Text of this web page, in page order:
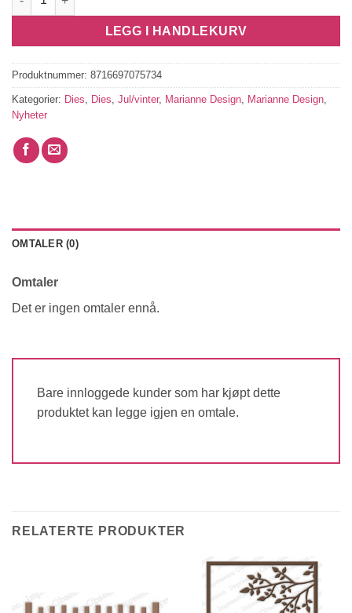
LEGG I HANDLEKURV
Produktnummer: 8716697075734
Kategorier: Dies, Dies, Jul/vinter, Marianne Design, Marianne Design,
Nyheter
OMTALER (0)
Omtaler
Det er ingen omtaler ennå.
Bare innloggede kunder som har kjøpt dette
produktet kan legge igjen en omtale.
RELATERTE PRODUKTER